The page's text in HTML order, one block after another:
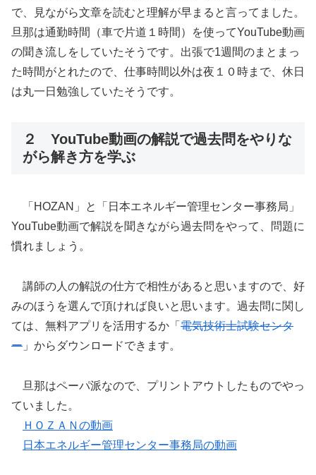
で、見ながら文章を読むと理解が早まると言ってました。
旦那は通勤時間（車で片道１時間）を使ってYouTube動画
の聞き流しをしていたそうです。出張で1週間のまとまっ
た時間がとれたので、仕事時間以外は夜１０時まで、休日
は丸一日勉強していたそうです。
２ YouTube動画の解説で過去問をやりな
がら解き方を学ぶ
「HOZAN」と「日本エネルギー管理センター事務局」
YouTube動画で解説を聞きながら過去問をやって、問題に
慣れましょう。
講師の人の解説の仕方で相性があると思いますので、好
みのほうを選んで頂ければ良いと思います。過去問に関し
ては、無料アプリを活用するか「 電気技術士試験センタ
ー 」からダウンロードできます。
旦那はペーパ派なので、プリントアウトしたものでやっ
ていました。
ＨＯＺＡＮの動画
日本エネルギー管理センター事務局の動画